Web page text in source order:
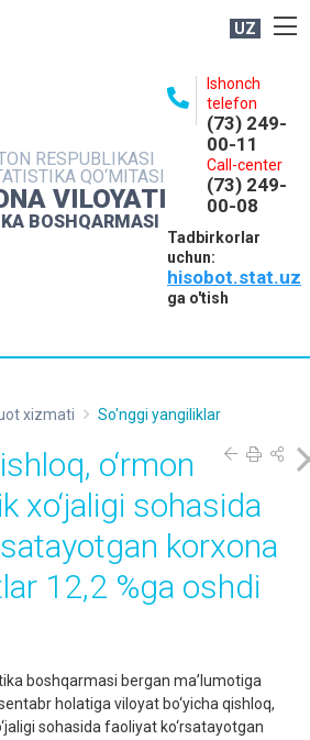
UZ
RESPUBLIKASI
QO‘MITASI
VILOYATI
BOSHQARMASI
Ishonch
telefon
(73) 249-
00-11
Call-center
(73) 249-
00-08
Tadbirkorlar
uchun:
hisobot.stat.uz
ga o'tish
NASHRLAR
XIZMATLAR
MATBUOT XIZMATI
xizmati So'nggi yangiliklar
o‘rmon
xo‘jaligi sohasida
korxona
12,2 %ga oshdi
boshqarmasi bergan ma’lumotiga
holatiga viloyat bo‘yicha qishloq,
sohasida faoliyat ko‘rsatayotgan